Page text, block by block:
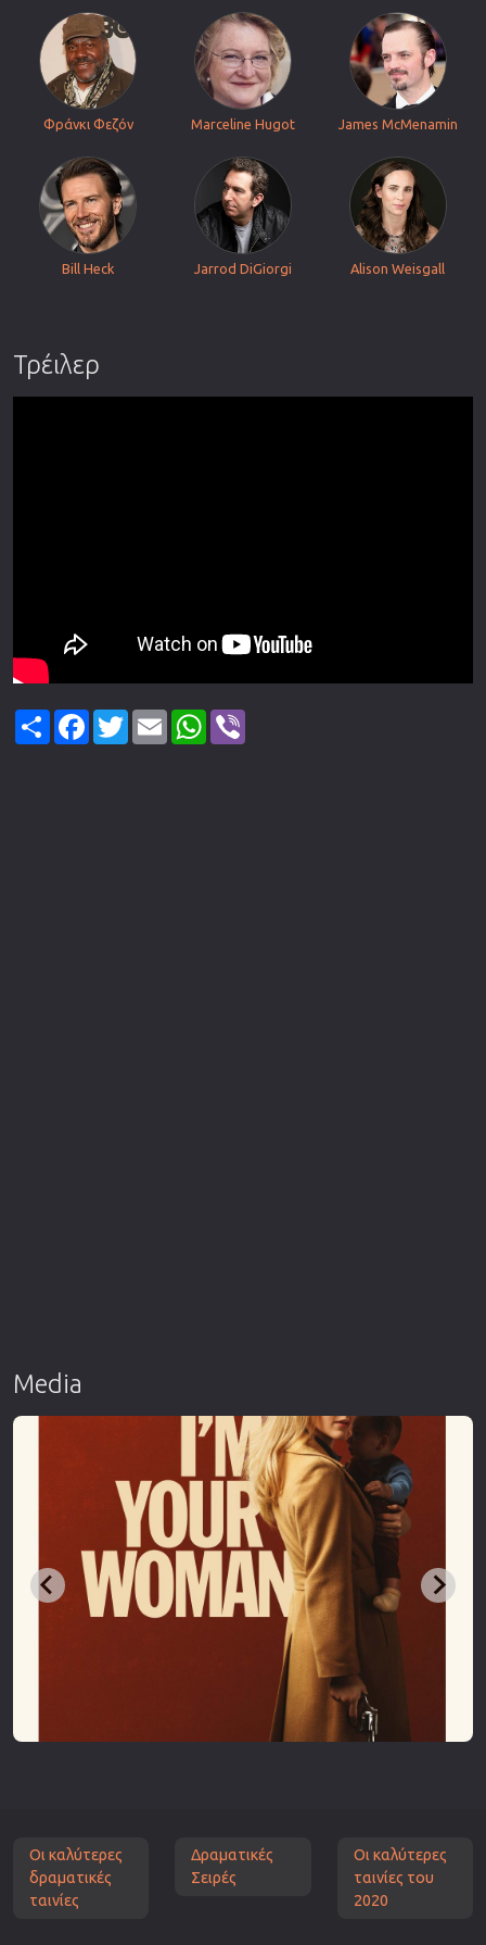
Φράνκι Φεζόν Marceline Hugot James McMenamin
Bill Heck Jarrod DiGiorgi Alison Weisgall
Τρέιλερ
ShareFacebook
TwitterEmail WhatsApp
Media
Οι καλύτερες
δραματικές
ταινίες
Δραματικές
Σειρές
Οι καλύτερες
ταινίες του
2020